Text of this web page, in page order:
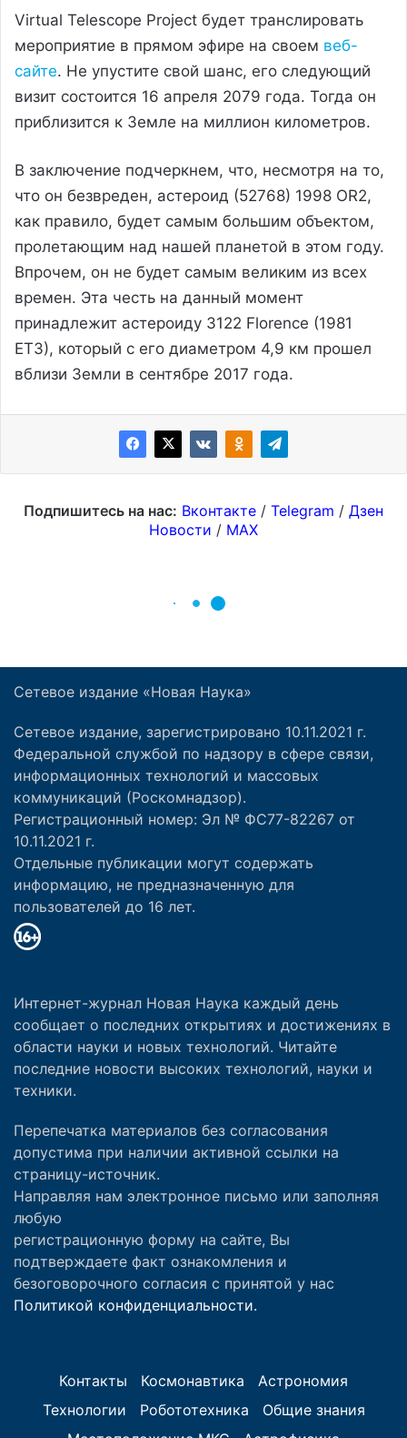
Сетевое издание «Новая Наука»
Сетевое издание, зарегистрировано 10.11.2021 г.
Федеральной службой по надзору в сфере связи,
информационных технологий и массовых
коммуникаций (Роскомнадзор).
Регистрационный номер: Эл № ФС77-82267 от
10.11.2021 г.
Отдельные публикации могут содержать
информацию, не предназначенную для
пользователей до 16 лет.
Интернет-журнал Новая Наука каждый день
сообщает о последних открытиях и достижениях в
области науки и новых технологий. Читайте
последние новости высоких технологий, науки и
техники.
Перепечатка материалов без согласования
допустима при наличии активной ссылки на
страницу-источник.
Направляя нам электронное письмо или заполняя
любую
регистрационную форму на сайте, Вы
подтверждаете факт ознакомления и
безоговорочного согласия с принятой у нас
Политикой конфиденциальности.
Контакты Космонавтика
Астрономия
Технологии
Робототехника
Общие знания